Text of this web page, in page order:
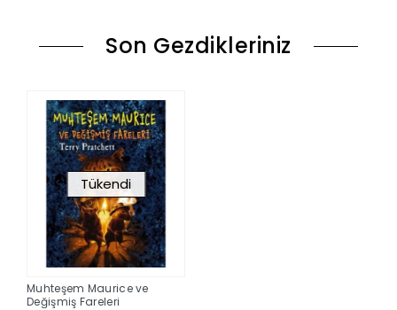
Son Gezdikleriniz
Tükendi
Muhteşem Maurice ve
Değişmiş Fareleri